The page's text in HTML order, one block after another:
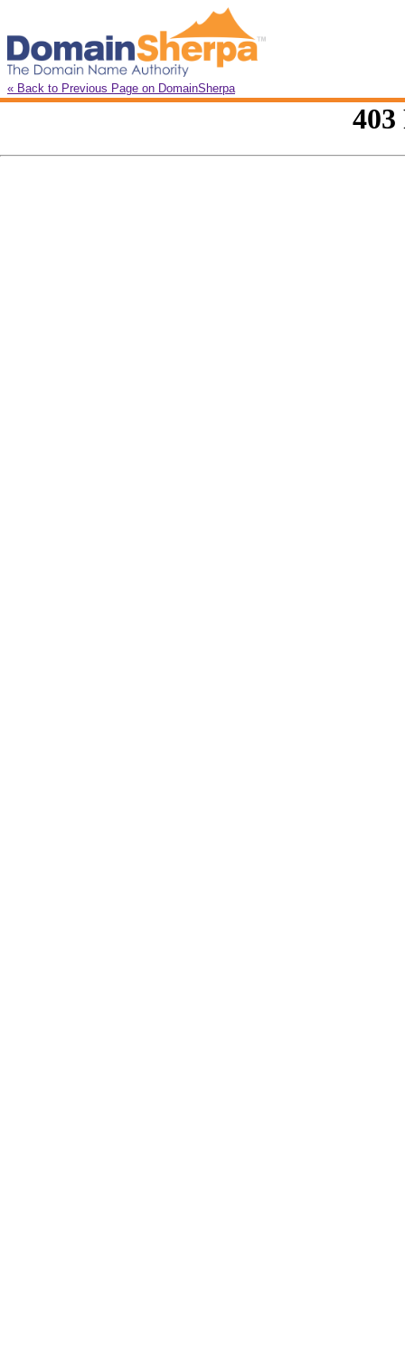
« Back to Previous Page on DomainSherpa